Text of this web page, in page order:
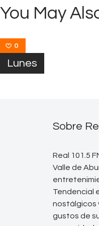
You May
0
Lunes
Sobre
Real 101.5
Valle de
Tendencial
nostálgicos
gustos de